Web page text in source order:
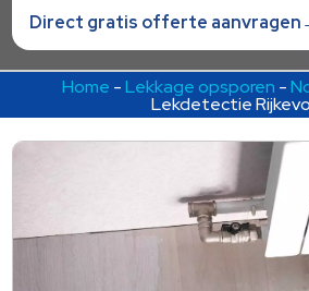
Direct gratis offerte
Home -Lekkage opsporen -
Lekdetectie